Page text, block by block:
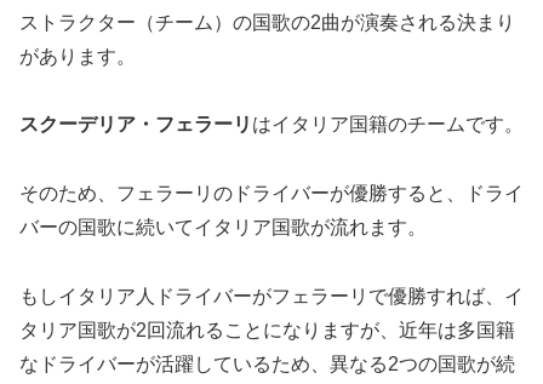
ストラクター（チーム）の国歌の2曲が演奏される決まり
があります。
スクーデリア・フェラーリ はイタリア国籍のチームです。
そのため、フェラーリのドライバーが優勝すると、ドライ
バーの国歌に続いてイタリア国歌が流れます。
もしイタリア人ドライバーがフェラーリで優勝すれば、イ
タリア国歌が2回流れることになりますが、近年は多国籍
なドライバーが活躍しているため、異なる2つの国歌が続